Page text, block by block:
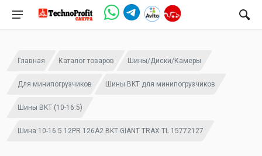
Главная Каталог товаров Шины/Диски/Камеры
Для минипогрузчиков Шины BKT для минипогрузчиков
Шины BKT (10-16.5)
Шина 10-16.5 12PR 126A2 BKT GIANT TRAX TL 15772127